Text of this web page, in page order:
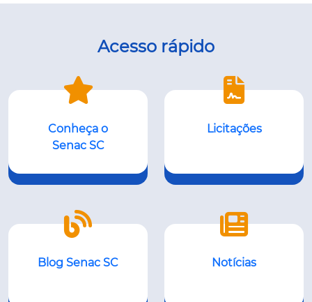
Acesso rápido
Conheça o
Senac SC
Licitações
Blog Senac SC Notícias